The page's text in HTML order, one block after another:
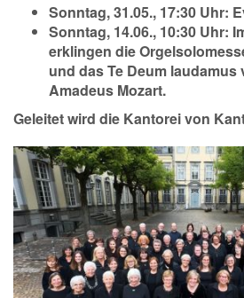
Sonntag, 31.05., 17:30 Uhr:
Sonntag, 14.06., 10:30 Uhr:
erklingen die
und das Te Deum laudamus
Amadeus Mozart.
Geleitet wird die Kantorei von